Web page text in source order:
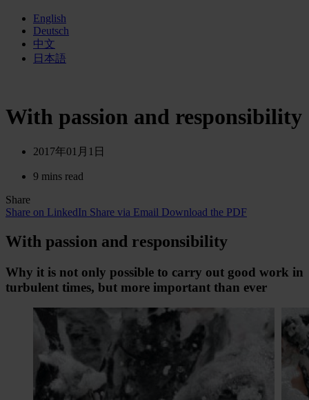
English
Deutsch
中文
日本語
With passion and responsibility
2017年01月1日
9 mins read
Share
Share on LinkedIn Share via Email Download the PDF
With passion and re­spon­si­bi­li­ty
Why it is not only possible to carry out good work in
tur­bu­lent times, but more im­por­tant than ever